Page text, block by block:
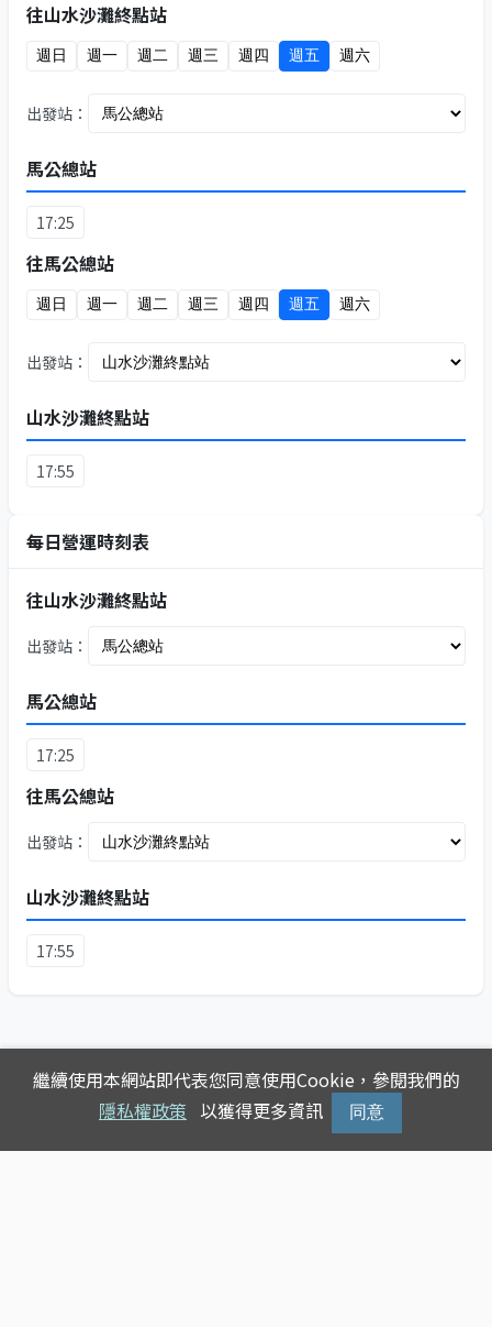
往山水沙灘終點站
週日 週一 週二 週三 週四 週五 週六
出發站：
馬公總站
17:25
往馬公總站
週日 週一 週二 週三 週四 週五 週六
出發站：
山水沙灘終點站
17:55
每日營運時刻表
往山水沙灘終點站
出發站：
馬公總站
17:25
往馬公總站
出發站：
山水沙灘終點站
17:55
繼續使用本網站即代表您同意使用Cookie，參閱我們的
隱私權政策 以獲得更多資訊 同意